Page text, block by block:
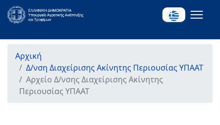
Αρχική
Δ/νση Διαχείρισης Ακίνητης Περιουσίας ΥΠΑΑΤ
Αρχείο Δ/νσης Διαχείρισης Ακίνητης
Περιουσίας ΥΠΑΑΤ